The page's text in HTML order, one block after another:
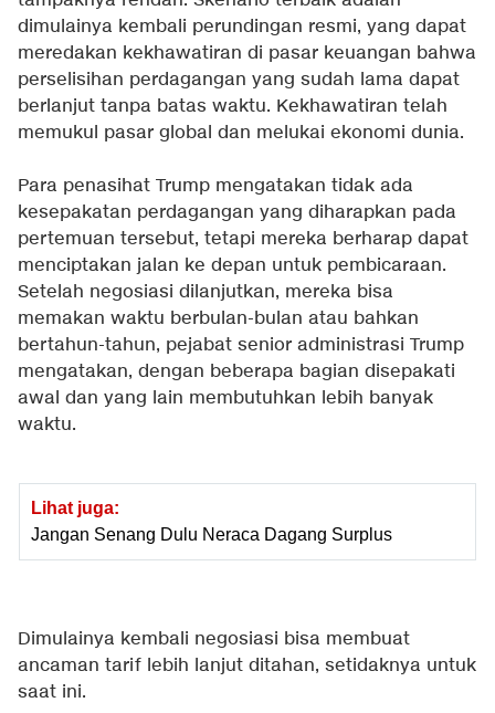
dimulainya kembali perundingan resmi, yang dapat
meredakan kekhawatiran di pasar keuangan bahwa
perselisihan perdagangan yang sudah lama dapat
berlanjut tanpa batas waktu. Kekhawatiran telah
memukul pasar global dan melukai ekonomi dunia.
Para penasihat Trump mengatakan tidak ada
kesepakatan perdagangan yang diharapkan pada
pertemuan tersebut, tetapi mereka berharap dapat
menciptakan jalan ke depan untuk pembicaraan.
Setelah negosiasi dilanjutkan, mereka bisa
memakan waktu berbulan-bulan atau bahkan
bertahun-tahun, pejabat senior administrasi Trump
mengatakan, dengan beberapa bagian disepakati
awal dan yang lain membutuhkan lebih banyak
waktu.
Lihat juga:
Jangan Senang Dulu Neraca Dagang Surplus
Dimulainya kembali negosiasi bisa membuat
ancaman tarif lebih lanjut ditahan, setidaknya untuk
saat ini.